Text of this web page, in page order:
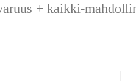
+ kaikki-